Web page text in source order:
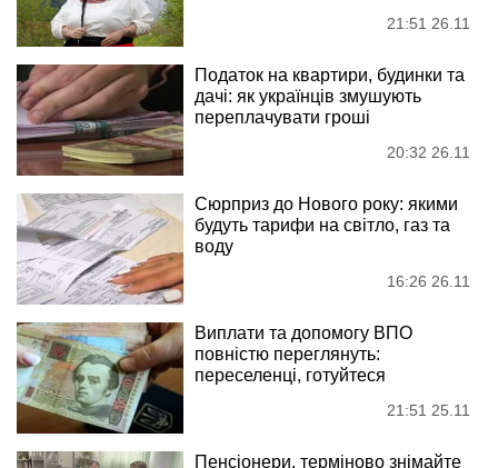
21:51 26.11
Податок на квартири, будинки та
дачі: як українців змушують
переплачувати гроші
20:32 26.11
Сюрприз до Нового року: якими
будуть тарифи на світло, газ та
воду
16:26 26.11
Виплати та допомогу ВПО
повністю переглянуть:
переселенці, готуйтеся
21:51 25.11
Пенсіонери, терміново знімайте